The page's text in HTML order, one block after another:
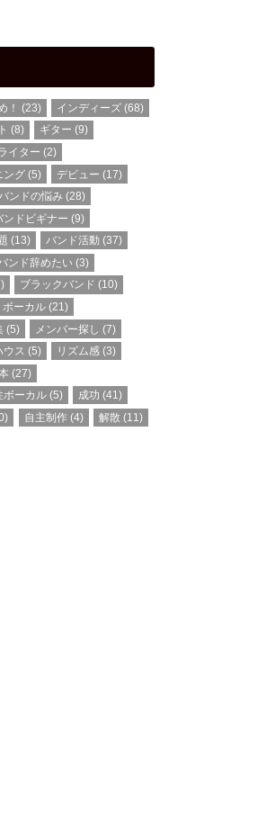
！ (23) インディーズ (68)
(8) ギター (9)
イター (2)
ング (5) デビュー (17)
ンドの悩み (28)
ンドビギナー (9)
(13) バンド活動 (37)
ンド辞めたい (3)
ブラックバンド (10)
ボーカル (21)
(5) メンバー探し (7)
ウス (5) リズム感 (3)
(27)
ボーカル (5) 成功 (41)
自主制作 (4) 解散 (11)